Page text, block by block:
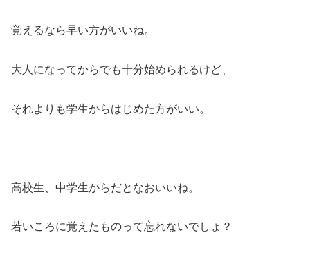
覚えるなら早い方がいいね。
大人になってからでも十分始められるけど、
それよりも学生からはじめた方がいい。
高校生、中学生からだとなおいいね。
若いころに覚えたものって忘れないでしょ？